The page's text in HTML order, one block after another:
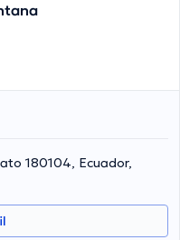
180104, Ecuador,